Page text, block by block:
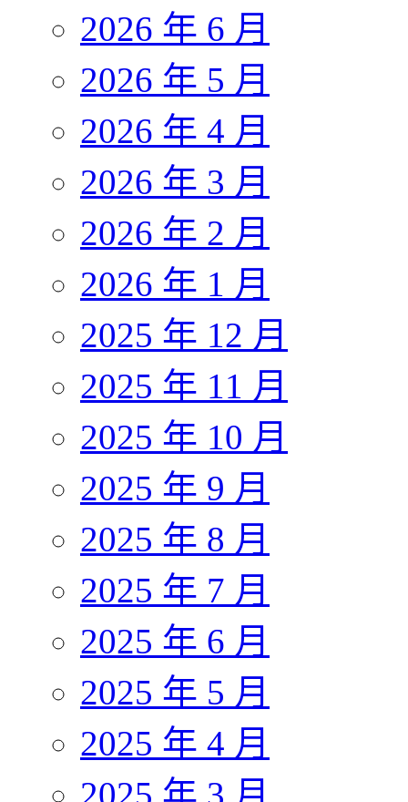
2026 年 6 月
2026 年 5 月
2026 年 4 月
2026 年 3 月
2026 年 2 月
2026 年 1 月
2025 年 12 月
2025 年 11 月
2025 年 10 月
2025 年 9 月
2025 年 8 月
2025 年 7 月
2025 年 6 月
2025 年 5 月
2025 年 4 月